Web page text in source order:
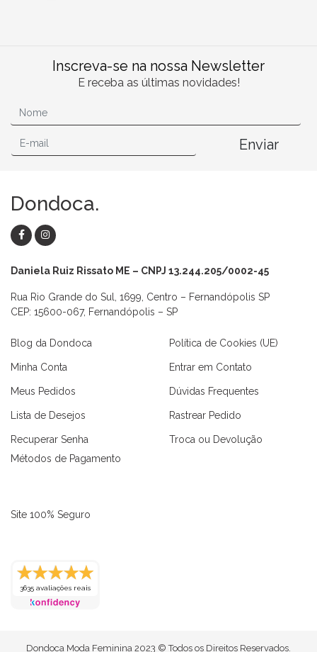
Macaquinhos
Inscreva-se na nossa Newsletter
E receba as últimas novidades!
Enviar
Dondoca.
Daniela Ruiz Rissato ME – CNPJ 13.244.205/0002-45
Rua Rio Grande do Sul, 1699, Centro – Fernandópolis SP
CEP: 15600-067, Fernandópolis – SP
Blog da Dondoca
Minha Conta
Meus Pedidos
Lista de Desejos
Recuperar Senha
Política de Cookies (UE)
Entrar em Contato
Dúvidas Frequentes
Rastrear Pedido
Troca ou Devolução
Métodos de Pagamento
Site 100% Seguro
3635 avaliações reais
Dondoca Moda Feminina 2023 © Todos os Direitos Reservados.